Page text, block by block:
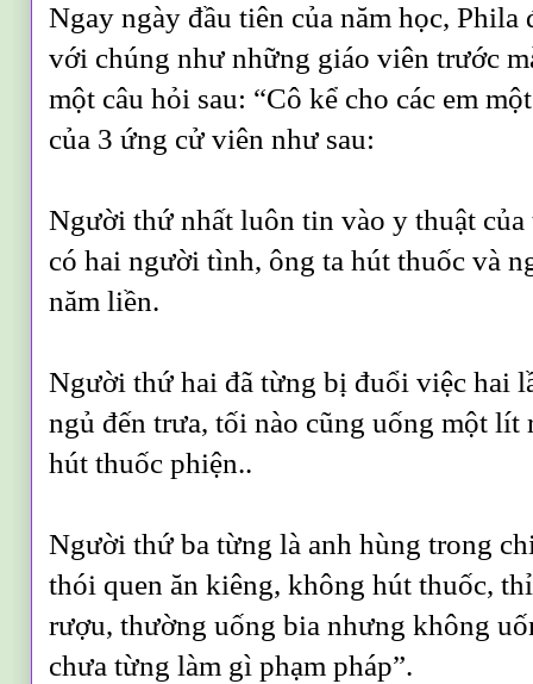
Ngay ngày đầu tiên của năm học, Phila
với chúng như những giáo viên trước
một câu hỏi sau: “Cô kể cho các em
của 3 ứng cử viên như sau:
Người thứ nhất luôn tin vào y thuật
có hai người tình, ông ta hút thuốc và
năm liền.
Người thứ hai đã từng bị đuổi việc hai
ngủ đến trưa, tối nào cũng uống một
hút thuốc phiện..
Người thứ ba từng là anh hùng trong
thói quen ăn kiêng, không hút thuốc,
rượu, thường uống bia nhưng không
chưa từng làm gì phạm pháp”.